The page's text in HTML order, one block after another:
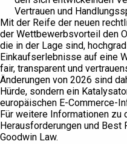
Vertrauen und
Mit der Reife der neuen
der Wettbewerbsvorteil den
die in der Lage sind,
Einkaufserlebnisse auf eine
fair, transparent und
Änderungen von 2026 sind
Hürde, sondern ein
europäischen E-Commerce-
Für weitere Informationen zu
Herausforderungen und
Goodwin Law.